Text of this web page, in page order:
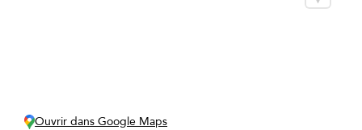
Ouvrir dans Google Maps